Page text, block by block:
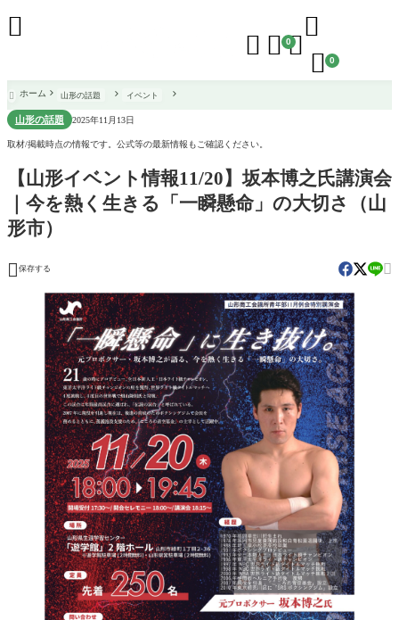
  0

 0

 ホーム 山形の話題 イベント
山形の話題 2025年11月13日
取材/掲載時点の情報です。公式等の最新情報もご確認ください。
【山形イベント情報11/20】坂本博之氏講演会
｜今を熱く生きる「一瞬懸命」の大切さ（山
形市）
 保存する 